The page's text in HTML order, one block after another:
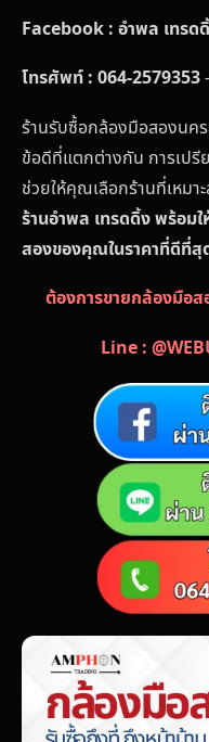
Facebook : อำพล เทรด
โทรศัพท์ : 064-2579353
ร้านรับซื้อกล้องมือสองนค
ข้อดีที่แตกต่างกัน การเป
ช่วยให้คุณเลือกร้านที่เหม
ร้านอำพล เทรดดิ้ง พร้อม
สองของคุณในราคาที่ดีที่สุ
ต้องการขายกล้องมือส
Line :